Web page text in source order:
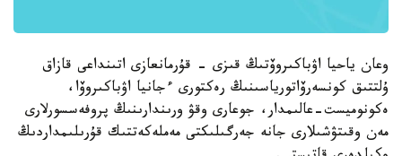
وعان ياحيا اۋباكىروۆتىڭ قىزى - قۇرمانعازى اتىنداعى قازاق
ۇلتتىق كونسەرۆاتورياسىنىڭ رەكتورى ءجانيا اۋباكىروۆا،
ەكونوميست-عالىمدار، جوعارى وقۋ ورىندارىنىڭ پروفەسسورلارى
مەن وقىتۋشىلارى جانە جەرگىلىكتى مەملەكەتتىك قۇرىلىمداردىڭ